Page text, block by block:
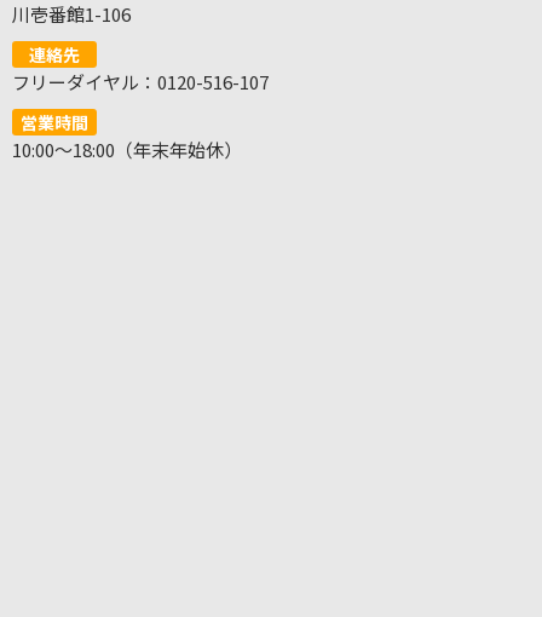
川壱番館1-106
連絡先
フリーダイヤル：0120-516-107
営業時間
10:00～18:00（年末年始休）